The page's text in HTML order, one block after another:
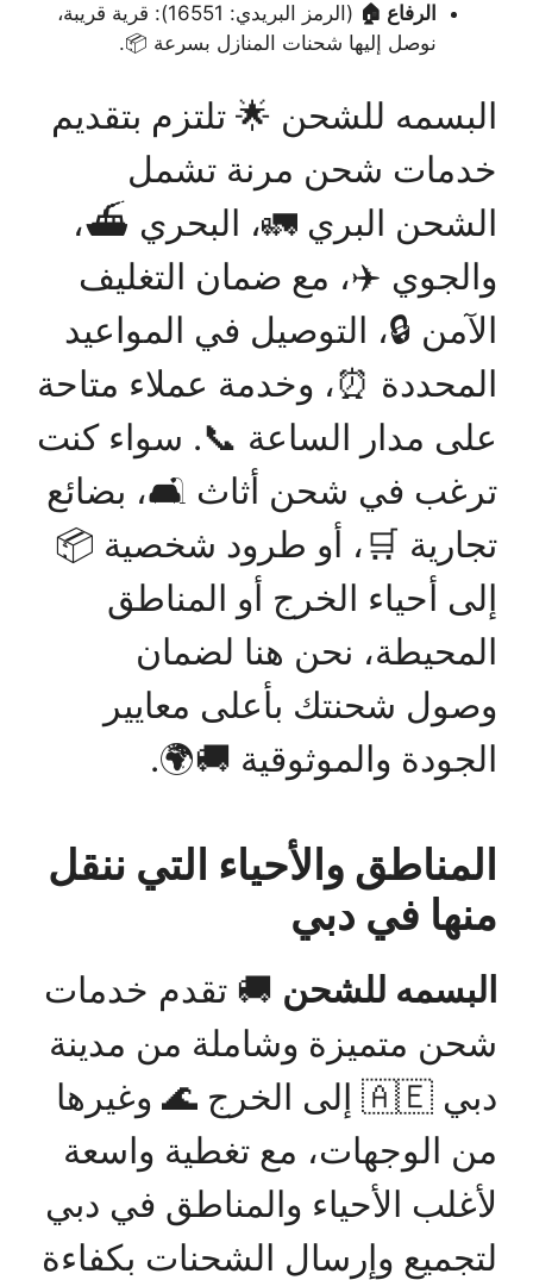
الرفاع 🏠
(الرمز البريدي: 16551): قرية قريبة،
نوصل إليها شحنات المنازل بسرعة 📦.
البسمه للشحن 🌟 تلتزم بتقديم
خدمات شحن مرنة تشمل
الشحن البري 🚛، البحري ⛴️،
والجوي ✈️، مع ضمان التغليف
الآمن 🔒، التوصيل في المواعيد
المحددة ⏰، وخدمة عملاء متاحة
على مدار الساعة 📞. سواء كنت
ترغب في شحن أثاث 🛋️، بضائع
تجارية 🛒، أو طرود شخصية 📦
إلى أحياء الخرج أو المناطق
المحيطة، نحن هنا لضمان
وصول شحنتك بأعلى معايير
الجودة والموثوقية 🚚🌍.
المناطق والأحياء التي ننقل
منها في دبي
البسمه للشحن 🚚 تقدم خدمات
شحن متميزة وشاملة من مدينة
دبي 🇦🇪 إلى الخرج 🌊 وغيرها
من الوجهات، مع تغطية واسعة
لأغلب الأحياء والمناطق في دبي
لتجميع وإرسال الشحنات بكفاءة